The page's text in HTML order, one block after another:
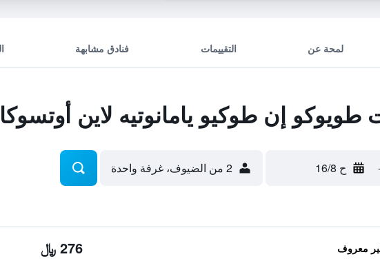
لمحة عن التقييمات فنادق مشابهة
إن طوكيو يامانوتيه لاين أوتسوكا
ح 16/8 2 من الضيوف، غرفة واحدة
276 ﷼